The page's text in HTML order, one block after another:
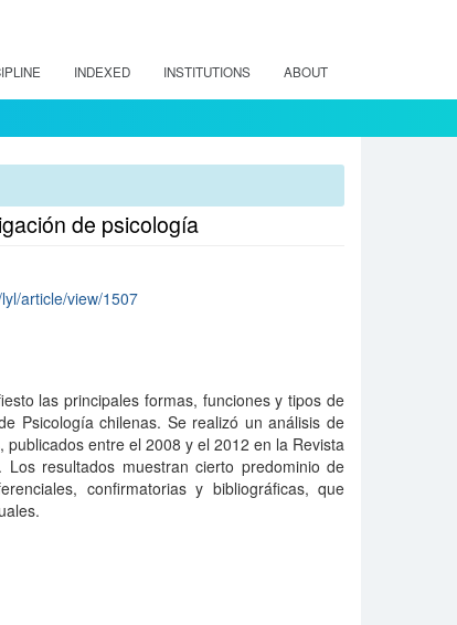
INDEXED INSTITUTIONS ABOUT
de psicología
article/view/1507
las principales formas, funciones y tipos de
Psicología chilenas. Se realizó un análisis de
entre el 2008 y el 2012 en la Revista
resultados muestran cierto predominio de
confirmatorias y bibliográficas, que